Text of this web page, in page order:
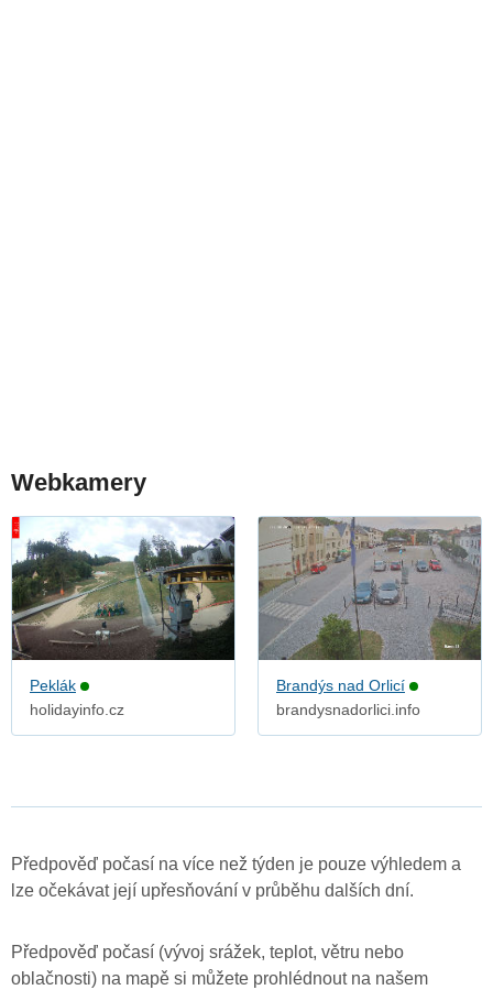
Webkamery
Peklák
holidayinfo.cz
Brandýs nad Orlicí
brandysnadorlici.info
Předpověď počasí na více než týden je pouze výhledem a
lze očekávat její upřesňování v průběhu dalších dní.
Předpověď počasí (vývoj srážek, teplot, větru nebo
oblačnosti) na mapě si můžete prohlédnout na našem